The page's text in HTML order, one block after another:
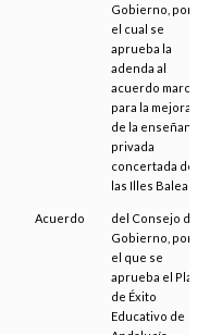
Gobierno, por
el cual se
aprueba la
adenda al
acuerdo marco
para la mejora
de la enseñanza
privada
concertada de
las Illes Balears
Acuerdo
del Consejo de
Gobierno, por
el que se
aprueba el Plan
de Éxito
Educativo de